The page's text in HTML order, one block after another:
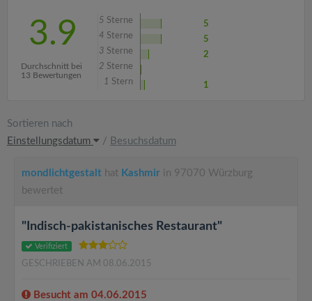
3.9
Durchschnitt bei
13 Bewertungen
5 Sterne
5
4 Sterne
5
3 Sterne
2
2 Sterne
1 Stern 1
Sortieren nach
Einstellungsdatum
/ Besuchsdatum
mondlichtgestalt hat Kashmir in 97070 Würzburg
bewertet
"Indisch-pakistanisches Restaurant"
Verifiziert
GESCHRIEBEN AM 08.06.2015
Besucht am 04.06.2015